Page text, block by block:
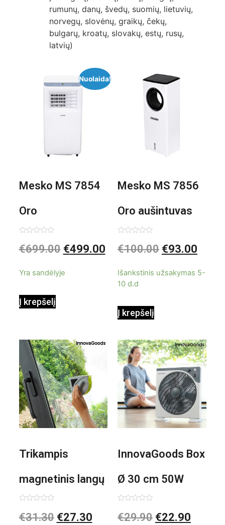
rumunų, danų, švedų, suomių, lietuvių,
norvegų, slovėnų, graikų, čekų,
bulgarų, kroatų, slovakų, estų, rusų,
latvių)
Nuolaida!
Mesko MS 7854
Oro
kondicionierius
0
iš
€699.00 €499.00
Yra sandėlyje
Į krepšelį
Mesko MS 7856
Oro aušintuvas
be ašmenų 3in1
0
iš
€100.00 €93.00
Išankstinis užsakymas 5-
10 d.d
Į krepšelį
Trikampis
magnetinis langų
valiklis Klinmag
0
iš
€31.30 €27.30
InnovaGoods Box
Ø 30 cm 50W
Baltai pilkas
0
iš
€29.90 €22.90